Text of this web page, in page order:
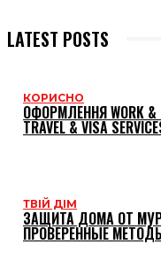
LATEST POSTS
КОРИСНО
ОФОРМЛЕННЯ WORK &
TRAVEL & VISA
ТВІЙ ДІМ
ЗАЩИТА ДОМА ОТ
ПРОВЕРЕННЫЕ